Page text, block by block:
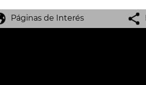
Páginas de Interés